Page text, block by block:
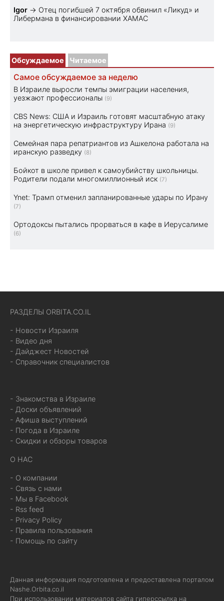
Igor → Отец погибшей 7 октября обвинил «Ликуд» и
Либермана в финансировании ХАМАС
Обсуждаемое Читаемое
Самое обсуждаемое за неделю
В Израиле выросли темпы эмиграции населения,
уезжают профессионалы (9)
CBS News: США и Израиль готовят масштабную атаку
на энергетическую инфраструктуру Ирана (9)
Семейная пара репатриантов из Ашкелона работала на
иранскую разведку (8)
Бойкот в школе привел к самоубийству школьницы.
Родители подали многомиллионный иск (7)
Ynet: Трамп отменил запланированные удары по Ирану
(7)
Ортодоксы пытались прорваться в кафе в Иерусалиме
(6)
РАЗДЕЛЫ ORBITA.CO.IL
- Новости Израиля
- Видео дня
- Дайджест Новостей
- Справочник специалистов
- Знакомства в Израиле
- Доски объявлений
- Афиша выступлений
- Погода в Израиле
- Скидки и обзоры товаров
О НАС
- О компании
- Связь с нами
- Мы в Facebook
- Rss feed
- Privacy Policy
- Правила пользования
- Помощь по сайту
Данная информация подготовлена и предоставлена порталом
Nashe.Orbita.co.il
При использовании материалов сайта гиперссылка на